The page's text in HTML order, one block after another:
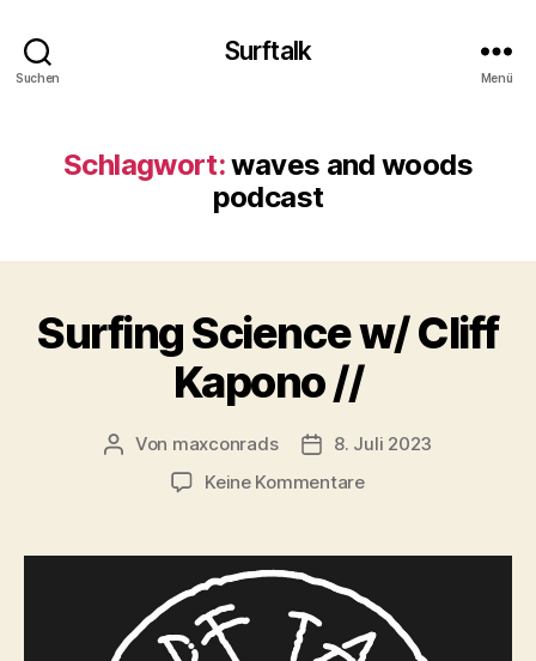
Suchen
Surftalk
Menü
Schlagwort:waves and woods
podcast
Surfing Science w/ Cliff
Kapono //
Beitragsautor
Von maxconrads Beitragsdatum
8. Juli 2023
Keine Kommentarezu
w/
Kapono
//